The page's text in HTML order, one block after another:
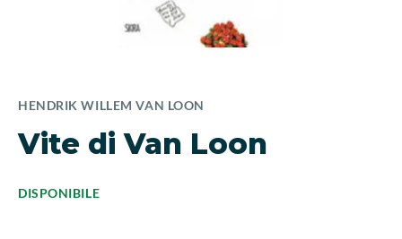
HENDRIK WILLEM VAN LOON
Vite di Van Loon
DISPONIBILE